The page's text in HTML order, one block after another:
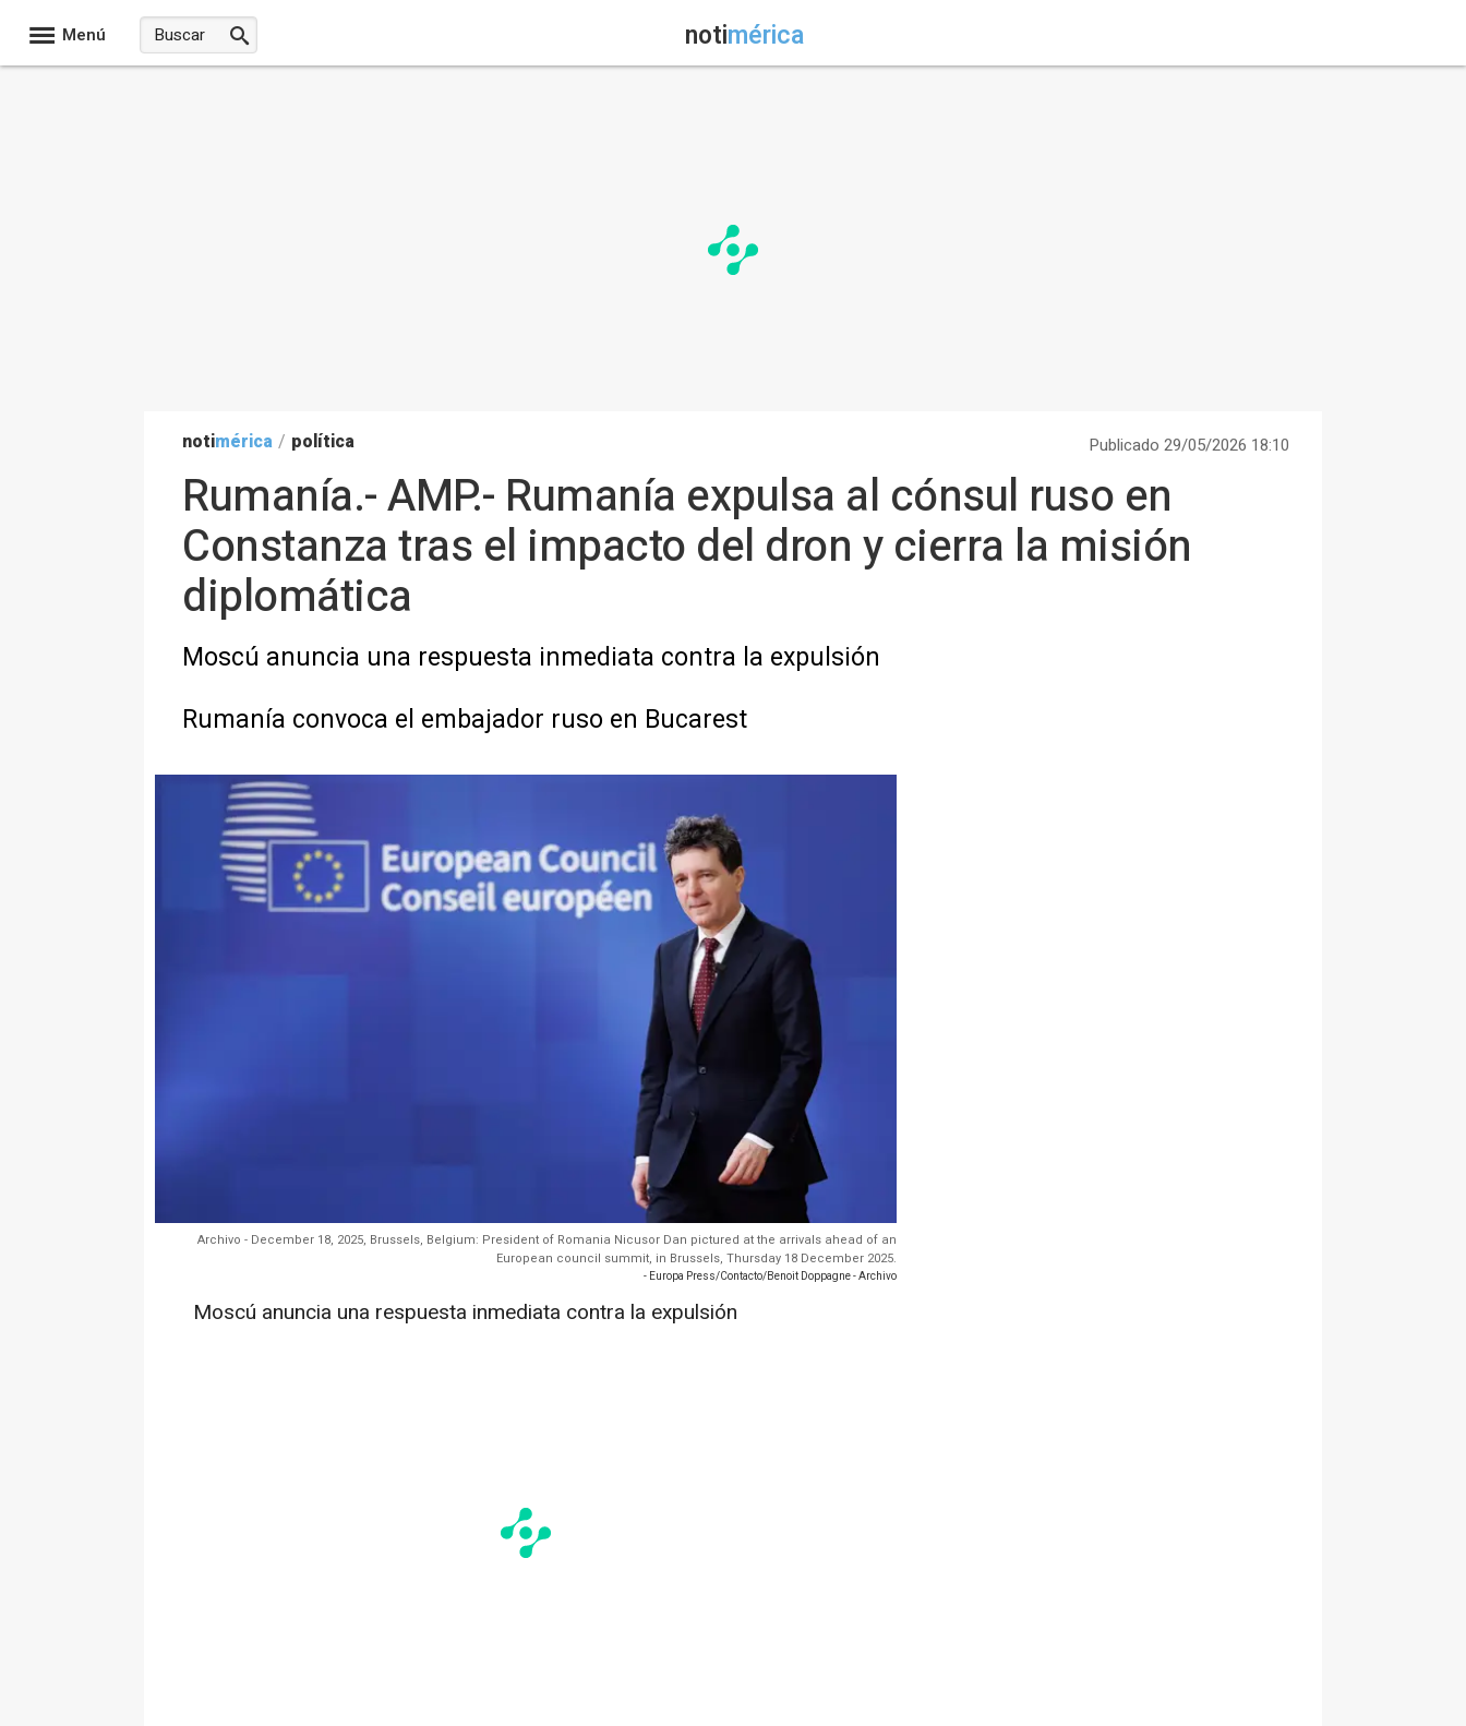
Menú notimérica
notimérica / política Publicado 29/05/2026 18:10
Rumanía.- AMP.- Rumanía expulsa al cónsul ruso en
Constanza tras el impacto del dron y cierra la misión
diplomática
Moscú anuncia una respuesta inmediata contra la expulsión
Rumanía convoca el embajador ruso en Bucarest
Archivo - December 18, 2025, Brussels, Belgium: President of Romania Nicusor Dan pictured at the arrivals ahead of an
European council summit, in Brussels, Thursday 18 December 2025.
- Europa Press/Contacto/Benoit Doppagne - Archivo
Moscú anuncia una respuesta inmediata contra la expulsión